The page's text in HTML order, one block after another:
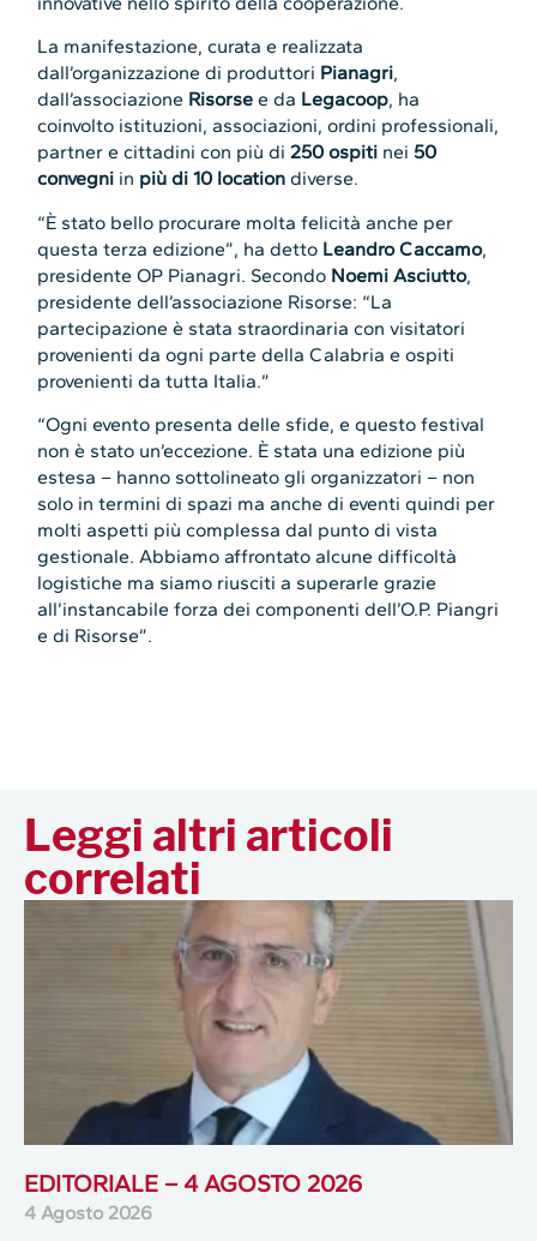
La manifestazione, curata e realizzata
dall’organizzazione di produttori Pianagri,
dall’associazione Risorse e da Legacoop, ha
coinvolto istituzioni, associazioni, ordini professionali,
partner e cittadini con più di250 ospiti nei 50
convegni in più di 10 locationdiverse.
“È stato bello procurare molta felicità anche per
questa terza edizione”, ha detto Leandro Caccamo,
presidente OP Pianagri. Secondo Noemi Asciutto,
presidente dell’associazione Risorse: “La
partecipazione è stata straordinaria con visitatori
provenienti da ogni parte della Calabria e ospiti
provenienti da tutta Italia.”
“Ogni evento presenta delle sfide, e questo festival
non è stato un’eccezione. È stata una edizione più
estesa – hanno sottolineato gli organizzatori – non
solo in termini di spazi ma anche di eventi quindi per
molti aspetti più complessa dal punto di vista
gestionale. Abbiamo affrontato alcune difficoltà
logistiche ma siamo riusciti a superarle grazie
all’instancabile forza dei componenti dell’O.P. Piangri
e di Risorse”.
Leggi altri articoli
correlati
EDITORIALE – 4 AGOSTO 2026
4 Agosto 2026